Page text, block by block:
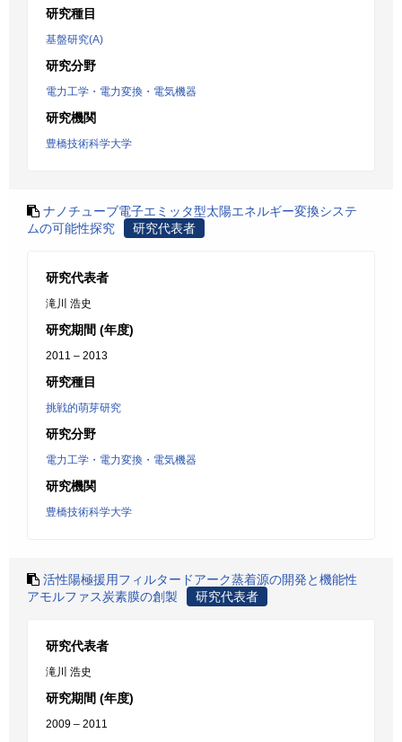
研究種目
基盤研究(A)
研究分野
電力工学・電力変換・電気機器
研究機関
豊橋技術科学大学
ナノチューブ電子エミッタ型太陽エネルギー変換システ
ムの可能性探究
研究代表者
研究代表者
滝川 浩史
研究期間 (年度)
2011 – 2013
研究種目
挑戦的萌芽研究
研究分野
電力工学・電力変換・電気機器
研究機関
豊橋技術科学大学
活性陽極援用フィルタードアーク蒸着源の開発と機能性
アモルファス炭素膜の創製
研究代表者
研究代表者
滝川 浩史
研究期間 (年度)
2009 – 2011